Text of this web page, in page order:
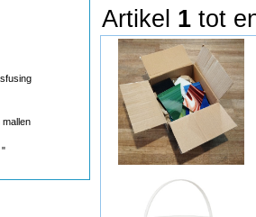
"
Artikel 1 tot